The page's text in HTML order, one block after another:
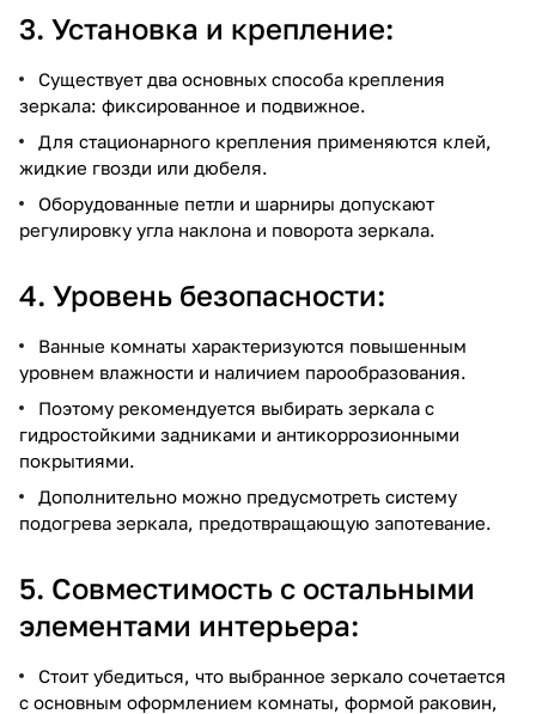
3. Установка и крепление:
Существует два основных способа крепления
зеркала: фиксированное и подвижное.
Для стационарного крепления применяются клей,
жидкие гвозди или дюбеля.
Оборудованные петли и шарниры допускают
регулировку угла наклона и поворота зеркала.
4. Уровень безопасности:
Ванные комнаты характеризуются повышенным
уровнем влажности и наличием парообразования.
Поэтому рекомендуется выбирать зеркала с
гидростойкими задниками и антикоррозионными
покрытиями.
Дополнительно можно предусмотреть систему
подогрева зеркала, предотвращающую запотевание.
5. Совместимость с остальными
элементами интерьера:
Стоит убедиться, что выбранное зеркало сочетается
с основным оформлением комнаты, формой раковин,